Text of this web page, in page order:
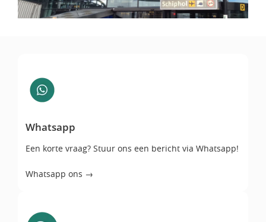
Whatsapp
Een korte vraag? Stuur ons een bericht via Whatsapp!
Whatsapp ons →